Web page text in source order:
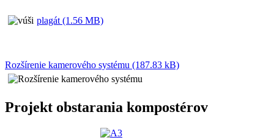
plagát (1.56 MB)
Rozšírenie kamerového systému (187.83 kB)
Projekt obstarania kompostérov